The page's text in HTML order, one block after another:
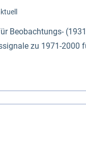
Beobachtungs-
zu 1971-2000
im GIS eine